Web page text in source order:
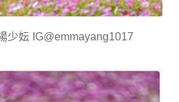
少妘 IG@emmayang1017